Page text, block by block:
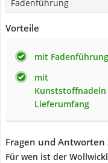
Fadenführung
Vorteile
mit Fadenführung
mit
Lieferumfang
Fragen und Antworten
Für wen ist der